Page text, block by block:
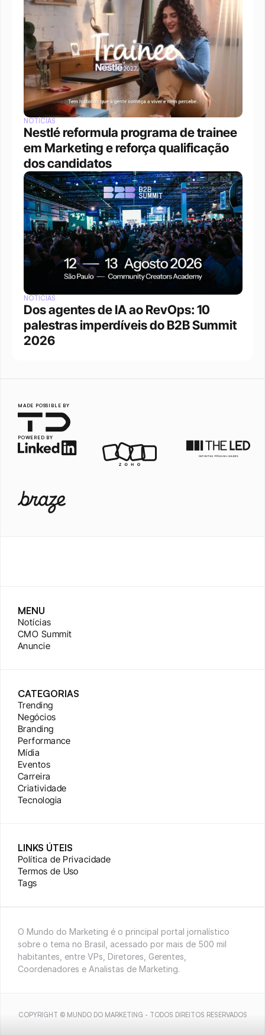
NOTÍCIAS
Nestlé reformula programa de trainee
em Marketing e reforça qualificação
dos candidatos
NOTÍCIAS
Dos agentes de IA ao RevOps: 10
palestras imperdíveis do B2B Summit
2026
MADE POSSIBLE BY
POWERED BY
MENU
Notícias
CMO Summit
Anuncie
CATEGORIAS
Trending
Negócios
Branding
Performance
Mídia
Eventos
Carreira
Criatividade
Tecnologia
LINKS ÚTEIS
Política de Privacidade
Termos de Uso
Tags
O Mundo do Marketing é o principal portal jornalístico
sobre o tema no Brasil, acessado por mais de 500 mil
habitantes, entre VPs, Diretores, Gerentes,
Coordenadores e Analistas de Marketing.
COPYRIGHT © MUNDO DO MARKETING - TODOS DIREITOS RESERVADOS